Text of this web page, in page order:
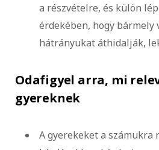
a részvételre, és külön
érdekében, hogy bármely
hátrányukat áthidalják,
Odafigyel arra, mi
gyereknek
A gyerekeket a számukra